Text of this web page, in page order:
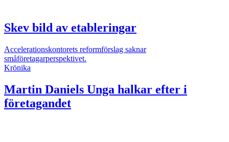
Skev bild av etableringar
Accelerationskontorets reformförslag saknar
småföretagarperspektivet.
Krönika
Martin Daniels Unga halkar efter i
företagandet